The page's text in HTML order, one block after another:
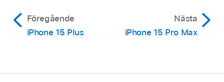
Föregående
iPhone 15 Plus
Nästa
iPhone 15 Pro Max